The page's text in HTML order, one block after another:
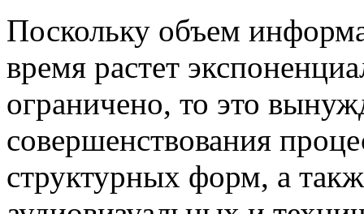
Поскольку объем
время растет
ограничено, то это
совершенствования
структурных форм, а